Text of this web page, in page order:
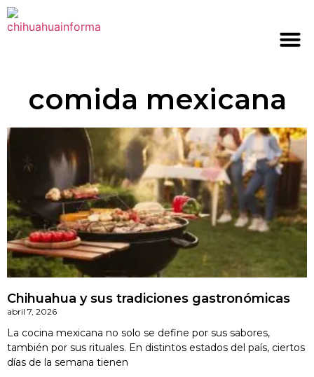
comida mexicana
Chihuahua y sus tradiciones gastronómicas
abril 7, 2026
La cocina mexicana no solo se define por sus sabores,
también por sus rituales. En distintos estados del país, ciertos
días de la semana tienen